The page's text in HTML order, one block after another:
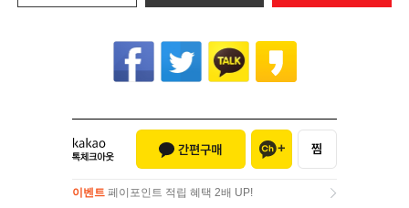
이벤트 페이포인트 적립 혜택 2배 UP!